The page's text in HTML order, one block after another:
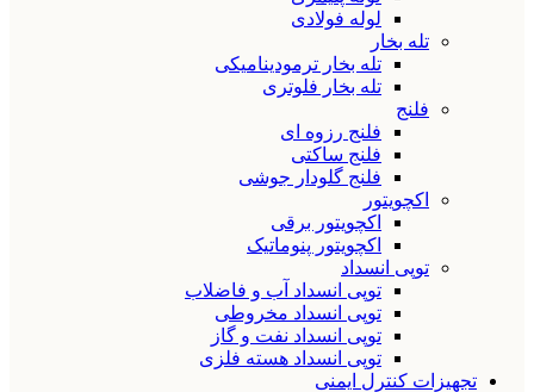
لوله فولادی
تله بخار
تله بخار ترمودینامیکی
تله بخار فلوتری
فلنج
فلنج رزوه ای
فلنج ساکتی
فلنج گلودار جوشی
اکچویتور
اکچویتور برقی
اکچویتور پنوماتیک
توپی انسداد
توپی انسداد آب و فاضلاب
توپی انسداد مخروطی
توپی انسداد نفت و گاز
توپی انسداد هسته فلزی
تجهیزات کنترل ایمنی